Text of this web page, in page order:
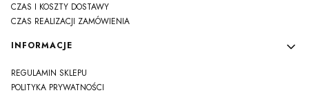
CZAS I KOSZTY DOSTAWY
CZAS REALIZACJI ZAMÓWIENIA
INFORMACJE
REGULAMIN SKLEPU
POLITYKA PRYWATNOŚCI